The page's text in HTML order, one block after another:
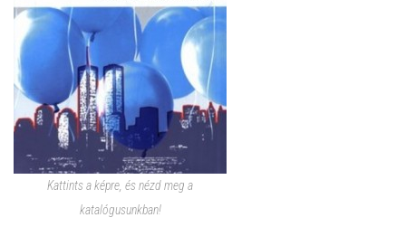
Kattints a képre, és nézd meg a
katalógusunkban!